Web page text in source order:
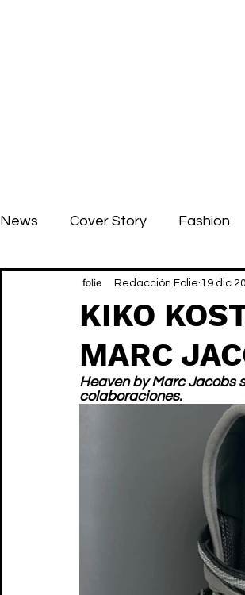
News Cover Story Fashion
KIKO
MARC
Redacción Folie 19 dic
Heaven by Marc Jacobs
colaboraciones.